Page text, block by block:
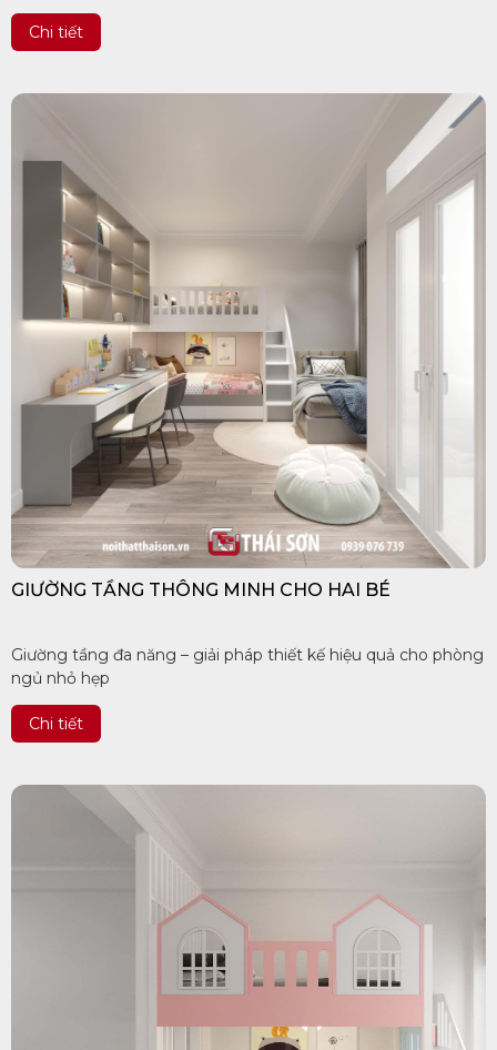
mệt mỏi. Đây cũng chính là nơi giúp các bé có những
giây phút thư...
Chi tiết
GIƯỜNG TẦNG THÔNG MINH CHO HAI BÉ
Giường tầng đa năng – giải pháp thiết kế hiệu quả cho phòng
ngủ nhỏ hẹp
Chi tiết